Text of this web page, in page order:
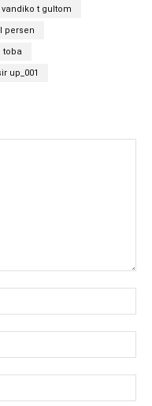
t gultom
persen
toba
up_001